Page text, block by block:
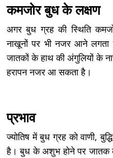
कमजोर बुध के लक्षण
अगर बुध ग्रह की स्थिति
नाखूनों पर भी नजर आने
जातकों के हाथ की अंगुलियों के
हरापन नजर आ सकता है।
प्रभाव
ज्योतिष में बुध ग्रह को वाणी,
है। बुध के अशुभ होने पर जातक